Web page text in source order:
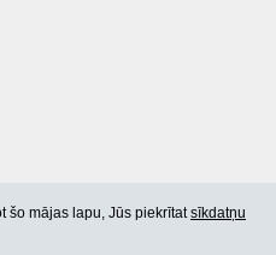
šo mājas lapu, Jūs piekrītatsīkdatņu